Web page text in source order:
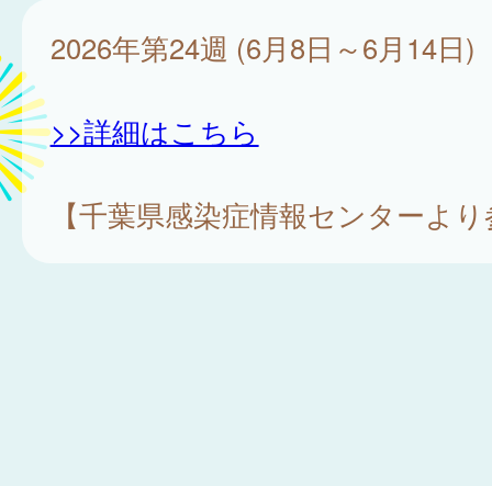
2026年第24週 (6月8日～6月14日)
>>詳細はこちら
【千葉県感染症情報センターよ